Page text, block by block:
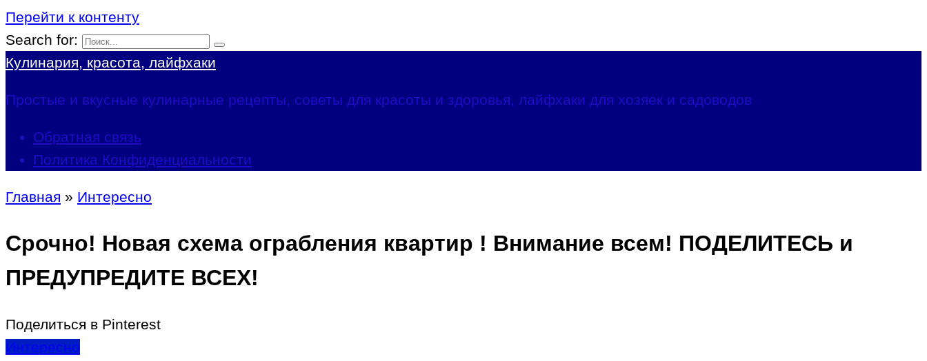
Перейти к контенту
Search for:
Кулинария, красота, лайфхаки
Простые и вкусные кулинарные рецепты, советы для красоты и здоровья, лайфхаки для хозяек и садоводов
Обратная связь
Политика Конфиденциальности
Главная » Интересно
Срочно! Новая схема ограбления квартир ! Внимание всем! ПОДЕЛИТЕСЬ и
ПРЕДУПРЕДИТЕ ВСЕХ!
Поделиться в Pinterest
Интересно